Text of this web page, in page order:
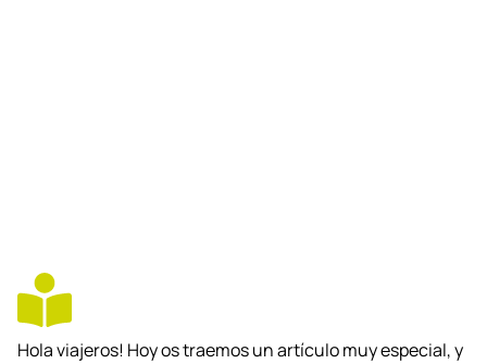
Hola viajeros! Hoy os traemos un artículo muy especial, y